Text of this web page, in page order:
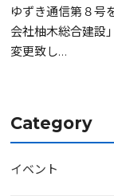
ゆずき通信第８号
会社柚木総合建設
変更致し…
Category
イベント